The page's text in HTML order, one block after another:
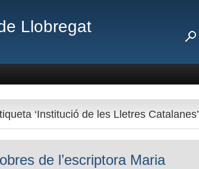
Llobregat
‘Institució de les Lletres Catalanes’
de l’escriptora Maria